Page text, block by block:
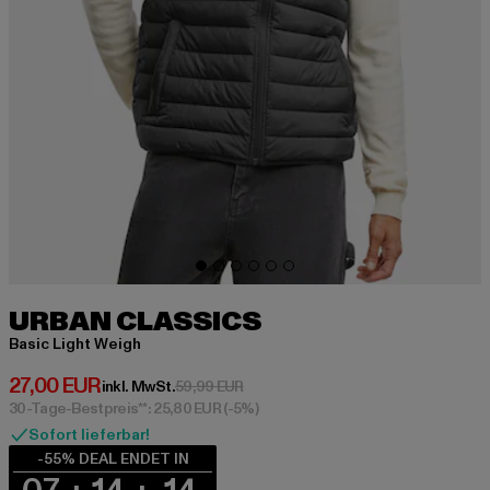
URBAN CLASSICS
Basic Light Weigh
27,00 EUR
Derzeitiger Preis: 27,00 EUR
inkl. MwSt.59,99 EURAktionspreis: 59,99 EUR
30-Tage-Bestpreis**: 25,80 EUR(-5%)
Sofort lieferbar!
-55% DEAL ENDET IN